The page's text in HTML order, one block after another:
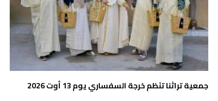
جمعية تراثنا تنَظم خرجة السفساري يوم 13 أوت 2026